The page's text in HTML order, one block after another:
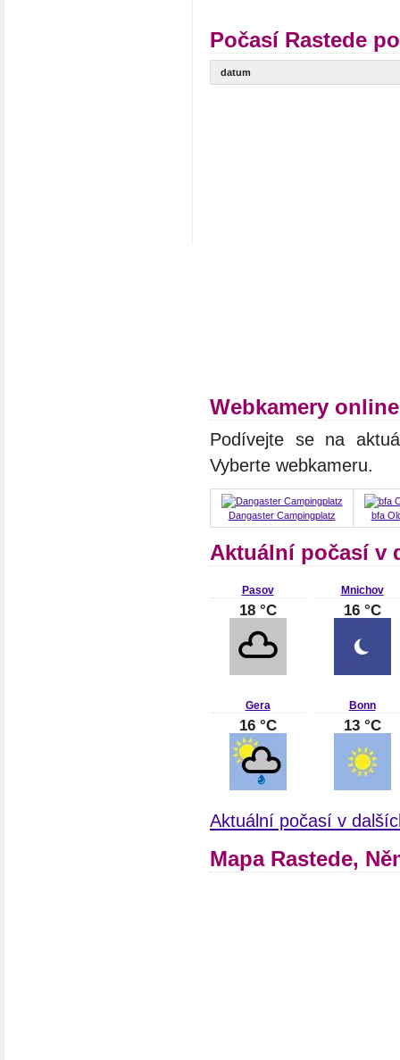
Počasí Rastede
datum
Webkamery
Podívejte se na
Vyberte webkameru.
Dangaster Campingplatz bfa
Aktuální počasí v
Pasov
18 °C
Mnichov
16 °C
Gera
16 °C
Bonn
13 °C
Aktuální počasí v
Mapa Rastede,